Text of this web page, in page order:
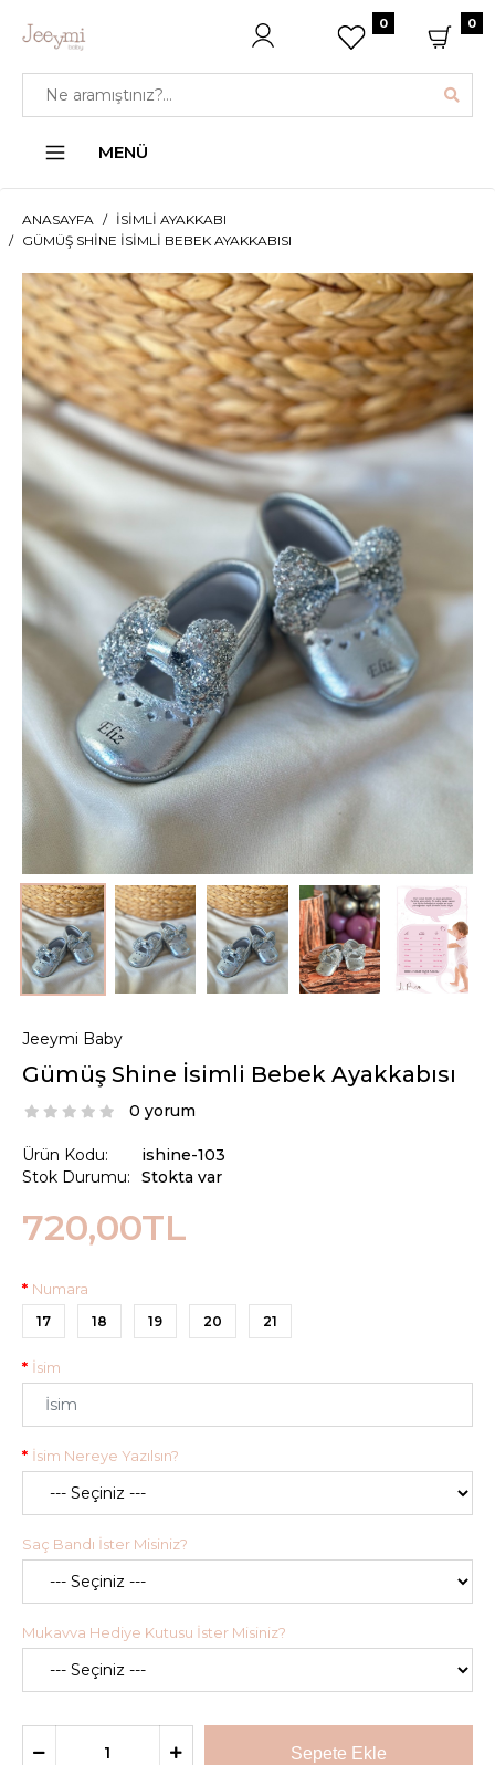
0 0
MENÜ
ANASAYFA
İSIMLI AYAKKABI
GÜMÜŞ SHINE İSIMLI BEBEK AYAKKABISI
Jeeymi Baby
Gümüş Shine İsimli Bebek Ayakkabısı
0 yorum
Ürün Kodu:
Stok Durumu:
ishine-103
Stokta var
720,00TL
Numara
17 18 19 20 21
İsim
İsim Nereye Yazılsın?
Saç Bandı İster Misiniz?
Mukavva Hediye Kutusu İster Misiniz?